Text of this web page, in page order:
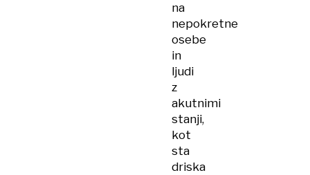
na
nepokretne
osebe
in
ljudi
z
akutnimi
stanji,
kot
sta
driska